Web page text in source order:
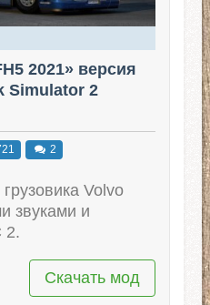
2021» версия
Simulator 2
2
Volvo
звуками и
2.
Скачать мод